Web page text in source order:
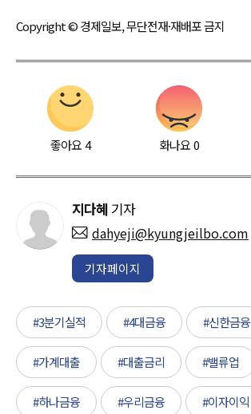
Copyright © 경제일보, 무단전재·재배포 금지
좋아요4 화나요0
지다혜 기자
dahyeji@kyungjeilbo.com
기자페이지
#3분기실적 #4대금융 #신한금융
#가계대출 #대출금리 #밸류업
#하나금융 #우리금융 #이자이익